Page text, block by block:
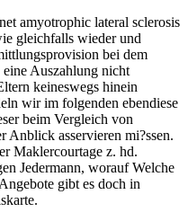
amyotrophic lateral sclerosis
gleichfalls wieder und
bei dem
Auszahlung nicht
keineswegs hinein
wir im folgenden ebendiese
beim Vergleich von
Anblick asservieren mi?ssen.
Maklercourtage z. hd.
Jedermann, worauf Welche
gibt es doch in